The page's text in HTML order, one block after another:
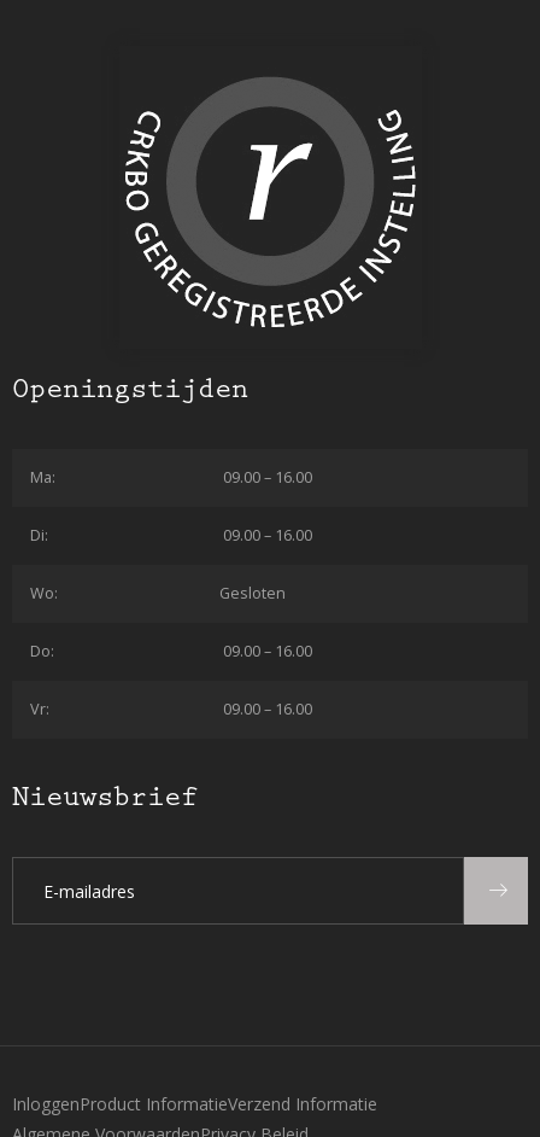
Openingstijden
Ma: 09.00 – 16.00
Di: 09.00 – 16.00
Wo: Gesloten
Do: 09.00 – 16.00
Vr: 09.00 – 16.00
Nieuwsbrief
InloggenProduct InformatieVerzend Informatie